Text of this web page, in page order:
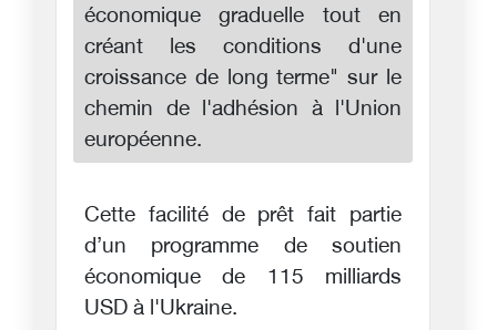
économique graduelle tout en
créant les conditions d'une
croissance de long terme" sur le
chemin de l'adhésion à l'Union
européenne.
Cette facilité de prêt fait partie
d’un programme de soutien
économique de 115 milliards
USD à l'Ukraine.